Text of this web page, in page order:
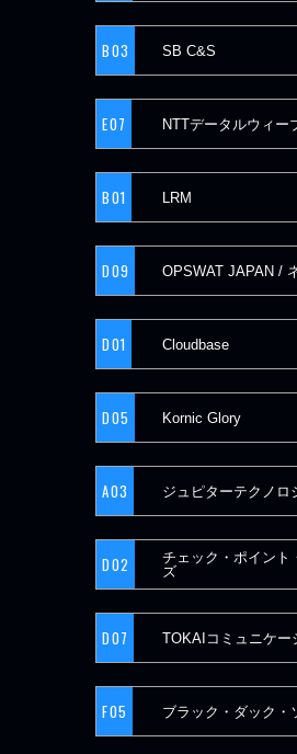
B03 SB C&S
E07 NTTデータルウィー
B01 LRM
D09 OPSWAT JAPAN /
D01 Cloudbase
D05 Kornic Glory
A03 ジュピターテクノロ
D02
チェック・ポイント
ズ
D07 TOKAIコミュニケー
F05 ブラック・ダック・